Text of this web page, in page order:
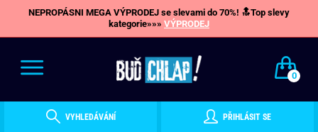
NEPROPÁSNI MEGA VÝPRODEJ se slevami do 70%! 🔝Top slevy
kategorie»»» VÝPRODEJ
0
VYHLEDÁVÁNÍ PŘIHLÁSIT SE